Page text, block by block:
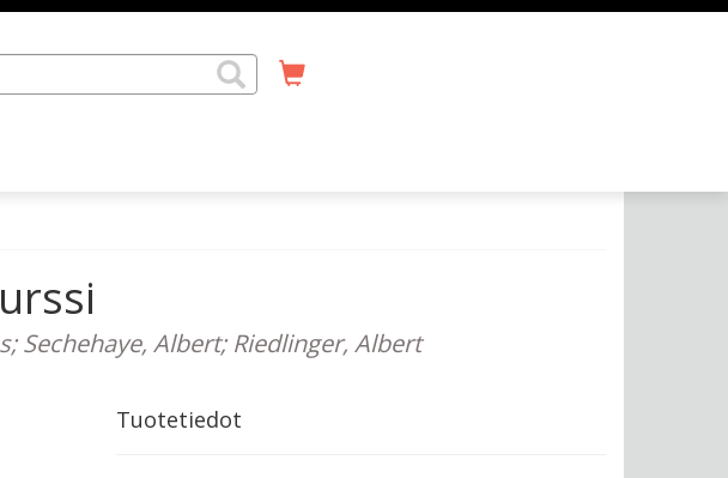
Sechehaye, Albert; Riedlinger, Albert
Tuotetiedot